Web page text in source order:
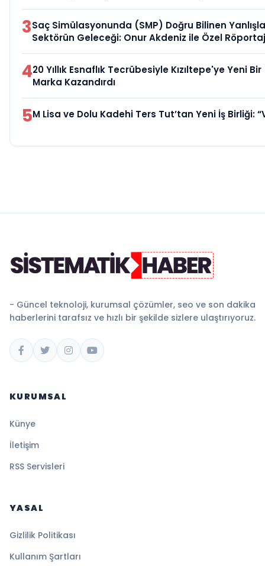
3Saç Simülasyonunda (SMP) Doğru Bilinen
Sektörün Geleceği: Onur Akdeniz ile Özel Röportaj
420 Yıllık Esnaflık Tecrübesiyle Kızıltepe'ye Yeni Bir
Marka Kazandırdı
5M Lisa ve Dolu Kadehi Ters Tut’tan Yeni İş Birliği:
- Güncel teknoloji, kurumsal çözümler, seo ve son dakika
haberlerini tarafsız ve hızlı bir şekilde sizlere ulaştırıyoruz.
KURUMSAL
Künye
İletişim
RSS Servisleri
YASAL
Gizlilik Politikası
Kullanım Şartları